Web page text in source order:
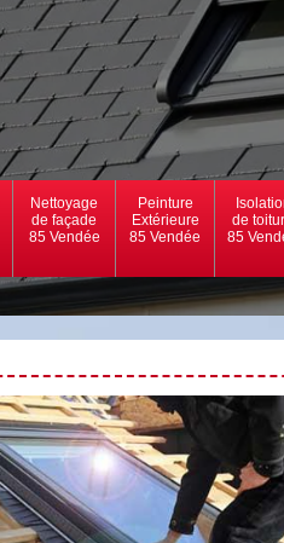
Nettoyage
de façade
85 Vendée
Peinture
Extérieure
85 Vendée
de
85